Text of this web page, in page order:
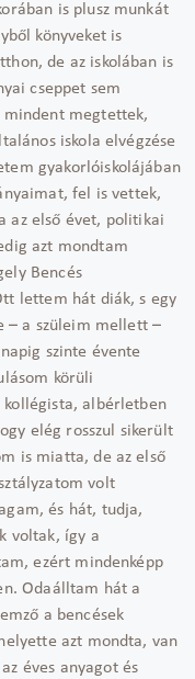
is plusz munkát
könyveket is
de az iskolában is
cseppet sem
mindent megtettek,
iskola elvégzése
gyakorlóiskolájában
fel is vettek,
az első évet, politikai
azt mondtam
Bencés
lettem hát diák, s egy
– a szüleim mellett –
szinte évente
körüli
kollégista, albérletben
elég rosszul sikerült
is miatta, de az első
volt
és hát, tudja,
voltak, így a
ezért mindenképp
Odaálltam hát a
a bencések
azt mondta, van
éves anyagot és